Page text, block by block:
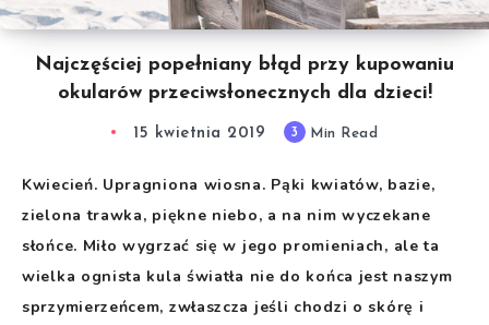
Najczęściej popełniany błąd przy kupowaniu
okularów przeciwsłonecznych dla dzieci!
15 kwietnia 2019 3 Min Read
Kwiecień. Upragniona wiosna. Pąki kwiatów, bazie,
zielona trawka, piękne niebo, a na nim wyczekane
słońce. Miło wygrzać się w jego promieniach, ale ta
wielka ognista kula światła nie do końca jest naszym
sprzymierzeńcem, zwłaszcza jeśli chodzi o skórę i